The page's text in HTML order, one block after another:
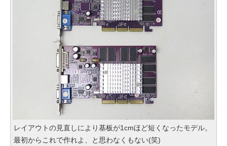
レイアウトの見直しにより基板が1cmほど短くなったモデル。
最初からこれで作れよ、と思わなくもない(笑)